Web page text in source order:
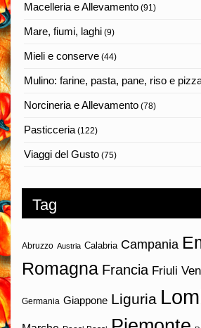
Macelleria e Allevamento (91)
Mare, fiumi, laghi (9)
Mieli e conserve (44)
Mulino: farine, pasta, pane, riso e
Norcineria e Allevamento (78)
Pasticceria(122)
Viaggi del Gusto (75)
Tag
Abruzzo Austria Calabria Campania
Romagna Francia Friuli
Germania Giappone Liguria